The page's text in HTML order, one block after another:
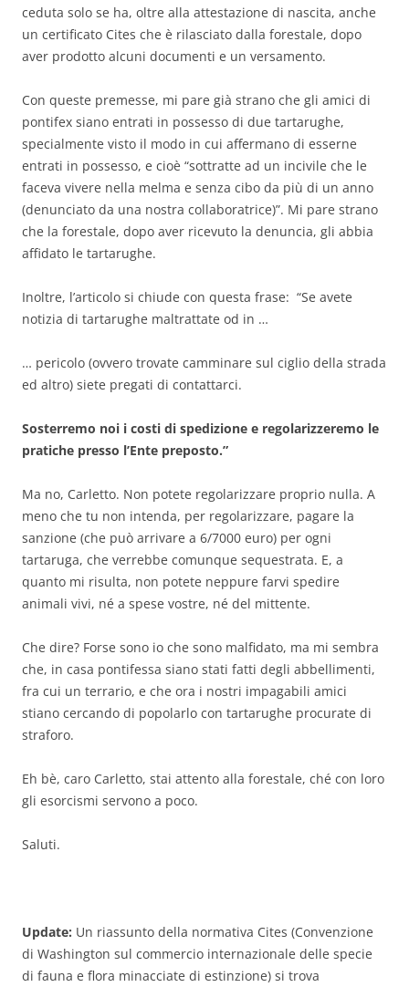
ceduta solo se ha, oltre alla attestazione di nascita, anche
un certificato Cites che è rilasciato dalla forestale, dopo
aver prodotto alcuni documenti e un versamento.
Con queste premesse, mi pare già strano che gli amici di
pontifex siano entrati in possesso di due tartarughe,
specialmente visto il modo in cui affermano di esserne
entrati in possesso, e cioè “sottratte ad un incivile che le
faceva vivere nella melma e senza cibo da più di un anno
(denunciato da una nostra collaboratrice)”. Mi pare strano
che la forestale, dopo aver ricevuto la denuncia, gli abbia
affidato le tartarughe.
Inoltre, l’articolo si chiude con questa frase: “Se avete
notizia di tartarughe maltrattate od in …
… pericolo (ovvero trovate camminare sul ciglio della strada
ed altro) siete pregati di contattarci.
Sosterremo noi i costi di spedizione e regolarizzeremo le
pratiche presso l’Ente preposto.”
Ma no, Carletto. Non potete regolarizzare proprio nulla. A
meno che tu non intenda, per regolarizzare, pagare la
sanzione (che può arrivare a 6/7000 euro) per ogni
tartaruga, che verrebbe comunque sequestrata. E, a
quanto mi risulta, non potete neppure farvi spedire
animali vivi, né a spese vostre, né del mittente.
Che dire? Forse sono io che sono malfidato, ma mi sembra
che, in casa pontifessa siano stati fatti degli abbellimenti,
fra cui un terrario, e che ora i nostri impagabili amici
stiano cercando di popolarlo con tartarughe procurate di
straforo.
Eh bè, caro Carletto, stai attento alla forestale, ché con loro
gli esorcismi servono a poco.
Saluti.
Update: Un riassunto della normativa Cites (Convenzione
di Washington sul commercio internazionale delle specie
di fauna e flora minacciate di estinzione) si trova